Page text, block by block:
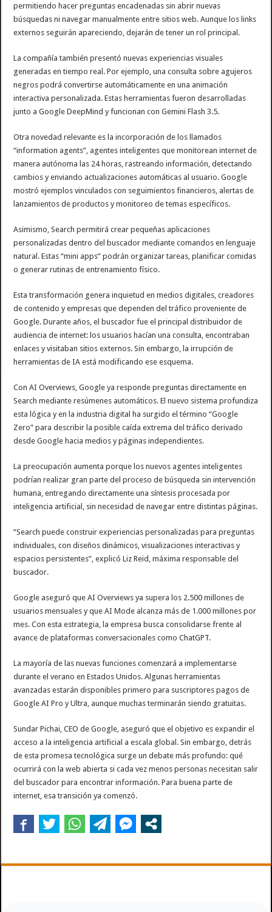
permitiendo hacer preguntas encadenadas sin abrir nuevas
búsquedas ni navegar manualmente entre sitios web. Aunque los links
externos seguirán apareciendo, dejarán de tener un rol principal.
La compañía también presentó nuevas experiencias visuales
generadas en tiempo real. Por ejemplo, una consulta sobre agujeros
negros podrá convertirse automáticamente en una animación
interactiva personalizada. Estas herramientas fueron desarrolladas
junto a Google DeepMind y funcionan con Gemini Flash 3.5.
Otra novedad relevante es la incorporación de los llamados
“information agents”, agentes inteligentes que monitorean internet de
manera autónoma las 24 horas, rastreando información, detectando
cambios y enviando actualizaciones automáticas al usuario. Google
mostró ejemplos vinculados con seguimientos financieros, alertas de
lanzamientos de productos y monitoreo de temas específicos.
Asimismo, Search permitirá crear pequeñas aplicaciones
personalizadas dentro del buscador mediante comandos en lenguaje
natural. Estas “mini apps” podrán organizar tareas, planificar comidas
o generar rutinas de entrenamiento físico.
Esta transformación genera inquietud en medios digitales, creadores
de contenido y empresas que dependen del tráfico proveniente de
Google. Durante años, el buscador fue el principal distribuidor de
audiencia de internet: los usuarios hacían una consulta, encontraban
enlaces y visitaban sitios externos. Sin embargo, la irrupción de
herramientas de IA está modificando ese esquema.
Con AI Overviews, Google ya responde preguntas directamente en
Search mediante resúmenes automáticos. El nuevo sistema profundiza
esta lógica y en la industria digital ha surgido el término “Google
Zero” para describir la posible caída extrema del tráfico derivado
desde Google hacia medios y páginas independientes.
La preocupación aumenta porque los nuevos agentes inteligentes
podrían realizar gran parte del proceso de búsqueda sin intervención
humana, entregando directamente una síntesis procesada por
inteligencia artificial, sin necesidad de navegar entre distintas páginas.
“Search puede construir experiencias personalizadas para preguntas
individuales, con diseños dinámicos, visualizaciones interactivas y
espacios persistentes”, explicó Liz Reid, máxima responsable del
buscador.
Google aseguró que AI Overviews ya supera los 2.500 millones de
usuarios mensuales y que AI Mode alcanza más de 1.000 millones por
mes. Con esta estrategia, la empresa busca consolidarse frente al
avance de plataformas conversacionales como ChatGPT.
La mayoría de las nuevas funciones comenzará a implementarse
durante el verano en Estados Unidos. Algunas herramientas
avanzadas estarán disponibles primero para suscriptores pagos de
Google AI Pro y Ultra, aunque muchas terminarán siendo gratuitas.
Sundar Pichai, CEO de Google, aseguró que el objetivo es expandir el
acceso a la inteligencia artificial a escala global. Sin embargo, detrás
de esta promesa tecnológica surge un debate más profundo: qué
ocurrirá con la web abierta si cada vez menos personas necesitan salir
del buscador para encontrar información. Para buena parte de
internet, esa transición ya comenzó.